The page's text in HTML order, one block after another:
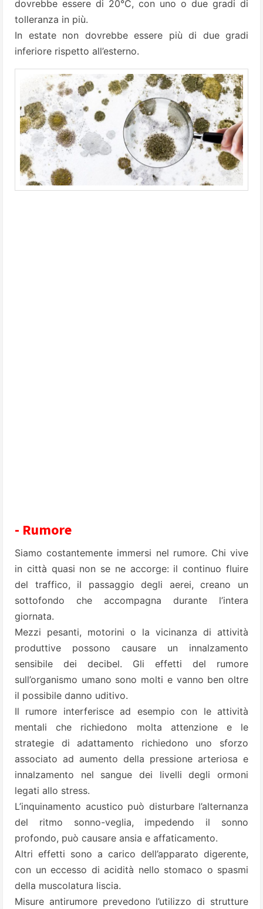
dovrebbe essere di 20°C, con uno o due gradi di
tolleranza in più.
In estate non dovrebbe essere più di due gradi
inferiore rispetto all’esterno.
- Rumore
Siamo costantemente immersi nel rumore. Chi vive
in città quasi non se ne accorge: il continuo fluire
del traffico, il passaggio degli aerei, creano un
sottofondo che accompagna durante l’intera
giornata.
Mezzi pesanti, motorini o la vicinanza di attività
produttive possono causare un innalzamento
sensibile dei decibel. Gli effetti del rumore
sull’organismo umano sono molti e vanno ben oltre
il possibile danno uditivo.
Il rumore interferisce ad esempio con le attività
mentali che richiedono molta attenzione e le
strategie di adattamento richiedono uno sforzo
associato ad aumento della pressione arteriosa e
innalzamento nel sangue dei livelli degli ormoni
legati allo stress.
L’inquinamento acustico può disturbare l’alternanza
del ritmo sonno-veglia, impedendo il sonno
profondo, può causare ansia e affaticamento.
Altri effetti sono a carico dell’apparato digerente,
con un eccesso di acidità nello stomaco o spasmi
della muscolatura liscia.
Misure antirumore prevedono l’utilizzo di strutture